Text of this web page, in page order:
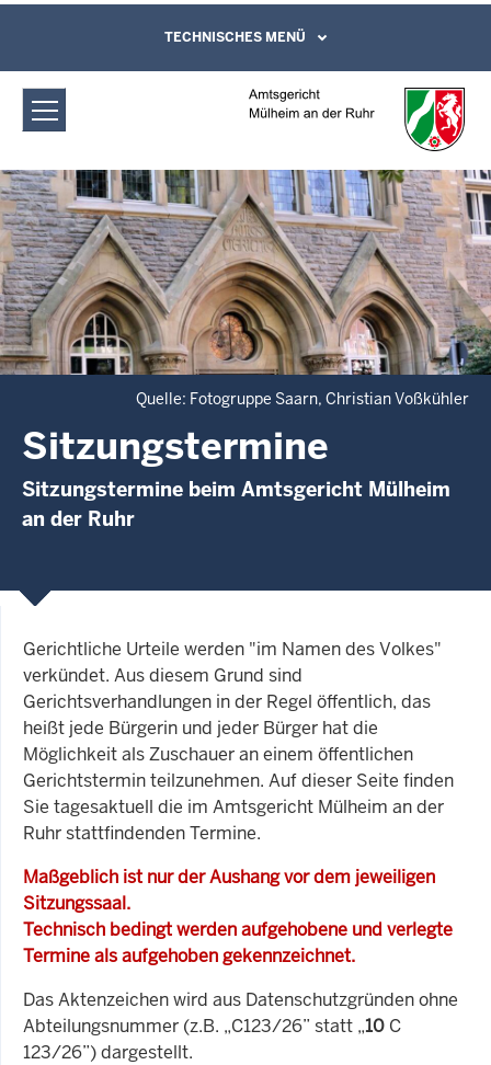
Amtsgericht Mülheim an der Ruhr:
Sitzungstermine
Direkt zum Inhalt
Leichte Sprache, Gebärdensprachenvideo
und Kontaktformular
TECHNISCHES MENÜ
Quelle: Fotogruppe Saarn, Christian Voßkühler
Sitzungstermine
Sitzungstermine beim Amtsgericht Mülheim
an der Ruhr
Gerichtliche Urteile werden "im Namen des Volkes"
verkündet. Aus diesem Grund sind
Gerichtsverhandlungen in der Regel öffentlich, das
heißt jede Bürgerin und jeder Bürger hat die
Möglichkeit als Zuschauer an einem öffentlichen
Gerichtstermin teilzunehmen. Auf dieser Seite finden
Sie tagesaktuell die im Amtsgericht Mülheim an der
Ruhr stattfindenden Termine.
Maßgeblich ist nur der Aushang vor dem jeweiligen
Sitzungssaal.
Technisch bedingt werden aufgehobene und verlegte
Termine als aufgehoben gekennzeichnet.
Das Aktenzeichen wird aus Datenschutzgründen ohne
Abteilungsnummer (z.B. „C123/26” statt „10 C
123/26”) dargestellt.